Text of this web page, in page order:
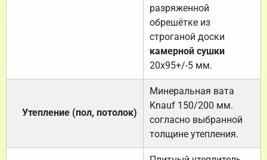
разряженной
обрешётке из
строганой доски
камерной сушки
20х95+/-5 мм.
Утепление (пол, потолок)
Минеральная вата
Knauf 150/200 мм.
согласно выбранной
толщине утепления.